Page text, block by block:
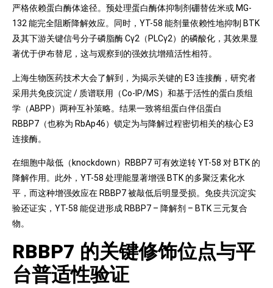
严格依赖蛋白酶体途径。预处理蛋白酶体抑制剂硼替佐米或 MG-
132 能完全阻断降解效应。同时，YT-58 能剂量依赖性地抑制 BTK
及其下游关键信号分子磷脂酶 Cγ2（PLCγ2）的磷酸化，其效果显
著优于伊布替尼，这与观察到的强效抗增殖活性相符。
上海生物医药技术大会了解到，为揭示关键的 E3 连接酶，研究者
采用共免疫沉淀 / 质谱联用（Co-IP/MS）和基于活性的蛋白质组
学（ABPP）两种互补策略。结果一致将组蛋白伴侣蛋白
RBBP7（也称为 RbAp46）锁定为与降解过程密切相关的核心 E3
连接酶。
在细胞中敲低（knockdown）RBBP7 可有效逆转 YT-58 对 BTK 的
降解作用。此外，YT-58 处理能显著增强 BTK 的多聚泛素化水
平，而这种增强效应在 RBBP7 被敲低后明显受损。免疫共沉淀实
验还证实，YT-58 能促进形成 RBBP7 – 降解剂 – BTK 三元复合
物。
RBBP7 的关键修饰位点与平
台普适性验证